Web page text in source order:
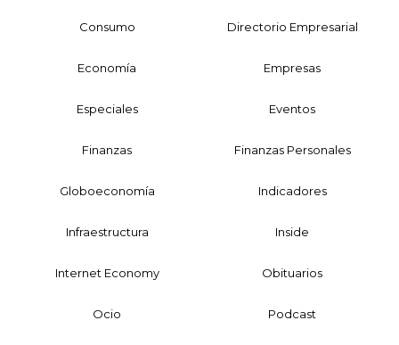
Consumo Directorio Empresarial
Economía Empresas
Especiales Eventos
Finanzas Finanzas Personales
Globoeconomía Indicadores
Infraestructura Inside
Internet Economy Obituarios
Ocio Podcast